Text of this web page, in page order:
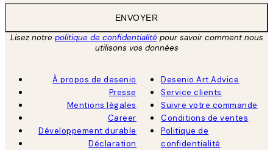
ENVOYER
Lisez notre politique de confidentialitépour savoir comment nous
utilisons vos données
À propos de desenio
Presse
Mentions légales
Career
Développement durable
Déclaration
Desenio Art Advice
Service clients
Suivre votre commande
Conditions de ventes
Politique de
confidentialité